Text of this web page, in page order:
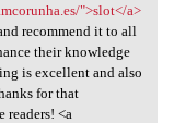
">slot</a>
recommend it to all
their knowledge
is excellent and also
for that
readers! <a